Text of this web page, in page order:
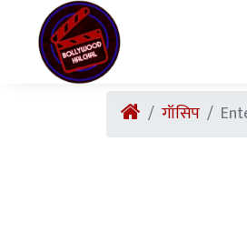
गॉसिप